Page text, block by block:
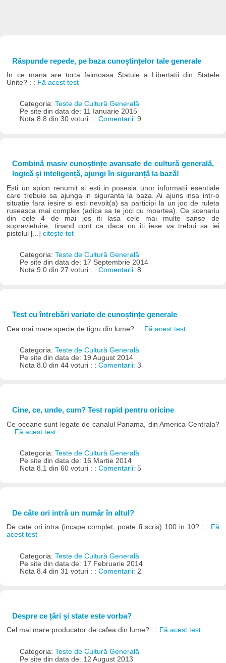
Răspunde repede, pe baza cunoștințelor tale generale
In ce mana are torta faimoasa Statuie a Libertatii din Statele
Unite? : : Fă acest test
Categoria: Teste de Cultură Generală
Pe site din data de: 11 Ianuarie 2015
Nota 8.8 din 30 voturi : : Comentarii: 9
Combină masiv cunoștințe avansate de cultură generală,
logică și inteligență, ajungi în siguranță la bază!
Esti un spion renumit si esti in posesia unor informatii esentiale
care trebuie sa ajunga in siguranta la baza. Ai ajuns insa intr-o
situatie fara iesire si esti nevoit(a) sa participi la un joc de ruleta
ruseasca mai complex (adica sa te joci cu moartea). Ce scenariu
din cele 4 de mai jos iti lasa cele mai multe sanse de
supravietuire, tinand cont ca daca nu iti iese va trebui sa iei
pistolul [...]citește tot
Categoria: Teste de Cultură Generală
Pe site din data de: 17 Septembrie 2014
Nota 9.0 din 27 voturi : : Comentarii: 8
Test cu întrebări variate de cunoștințe generale
Cea mai mare specie de tigru din lume? : : Fă acest test
Categoria: Teste de Cultură Generală
Pe site din data de: 19 August 2014
Nota 8.0 din 44 voturi : : Comentarii: 3
Cine, ce, unde, cum? Test rapid pentru oricine
Ce oceane sunt legate de canalul Panama, din America Centrala?
: : Fă acest test
Categoria: Teste de Cultură Generală
Pe site din data de: 16 Martie 2014
Nota 8.1 din 60 voturi : : Comentarii: 5
De câte ori intră un număr în altul?
De cate ori intra (incape complet, poate fi scris) 100 in 10? : : Fă
acest test
Categoria: Teste de Cultură Generală
Pe site din data de: 17 Februarie 2014
Nota 8.4 din 31 voturi : : Comentarii: 2
Despre ce țări și state este vorba?
Cel mai mare producator de cafea din lume? : : Fă acest test
Categoria: Teste de Cultură Generală
Pe site din data de: 12 August 2013